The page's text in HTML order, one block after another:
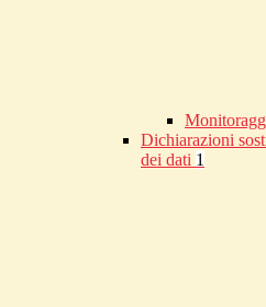
Dichiarazioni
dei dati 1